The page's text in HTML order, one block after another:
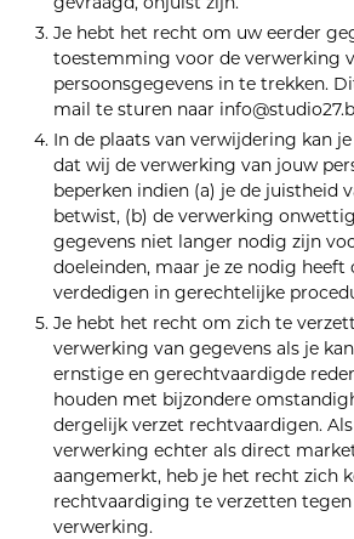
gevraagd, onjuist zijn.
Je hebt het recht om uw eerder
toestemming voor de verwerking
persoonsgegevens in te trekken.
mail te sturen naar
In de plaats van verwijdering kan
dat wij de verwerking van jouw
beperken indien (a) je de juistheid
betwist, (b) de verwerking
gegevens niet langer nodig zijn
doeleinden, maar je ze nodig heeft
verdedigen in gerechtelijke
Je hebt het recht om zich te
verwerking van gegevens als je
ernstige en gerechtvaardigde
houden met bijzondere
dergelijk verzet rechtvaardigen.
verwerking echter als direct
aangemerkt, heb je het recht zich
rechtvaardiging te verzetten
verwerking.